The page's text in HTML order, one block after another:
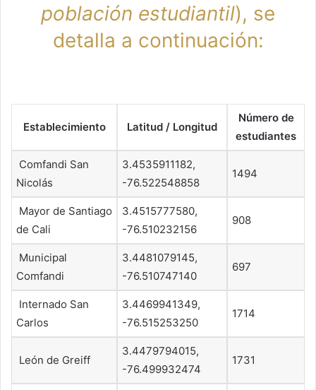
población estudiantil), se
detalla a continuación:
Establecimiento Latitud / Longitud
Número de
estudiantes
Comfandi San
Nicolás
3.4535911182,
-76.522548858
1494
Mayor de Santiago
de Cali
3.4515777580,
-76.510232156
908
Municipal
Comfandi
3.4481079145,
-76.510747140
697
Internado San
Carlos
3.4469941349,
-76.515253250
1714
León de Greiff
3.4479794015,
-76.499932474
1731